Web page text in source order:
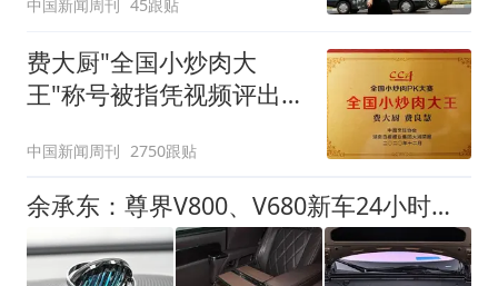
中国新闻周刊 45跟贴
费大厨"全国小炒肉大
王"称号被指凭视频评出
中国新闻周刊 2750跟贴
余承东：尊界V800、V680新车24小时大定突破3500台